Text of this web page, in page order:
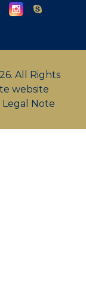
All Rights
website
Legal Note